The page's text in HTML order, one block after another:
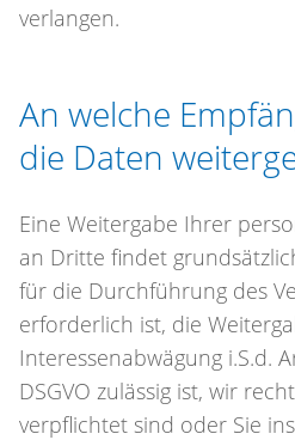
verlangen.
An welche
die Daten
Eine Weitergabe Ihrer
an Dritte findet
für die Durchführung des
erforderlich ist, die
Interessenabwägung i.S.d.
DSGVO zulässig ist, wir
verpflichtet sind oder Sie